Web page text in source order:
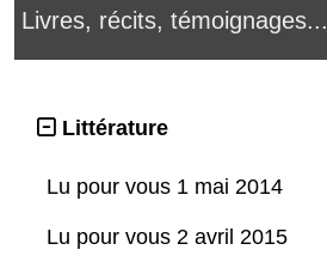
Livres, récits, témoignages...
Littérature
Lu pour vous 1 mai 2014
Lu pour vous 2 avril 2015